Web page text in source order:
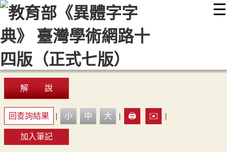
☰
::: 最新消息 常見問題 編輯說明
顯示模式
網站導覽
解 說
回查詢結果 | 小 中 大 | 🖨️ ✉️ |
加入筆記